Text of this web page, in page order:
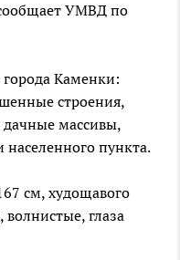
УМВД по
города Каменки:
строения,
дачные массивы,
пункта.
см, худощавого
глаза